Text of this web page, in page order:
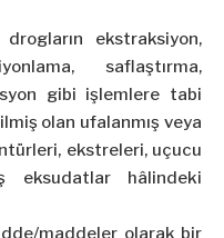
ekstraksiyon,
saflaştırma,
gibi işlemlere tabi
olan ufalanmış veya
ekstreleri, uçucu
eksudatlar hâlindeki
maddeler olarak bir